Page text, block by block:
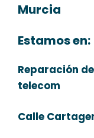
Murcia
Estamos en:
Reparación
telecom
Calle